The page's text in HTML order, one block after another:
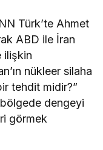
Türk’te Ahmet
ABD ile İran
ilişkin
nükleer silaha
tehdit midir?”
dengeyi
görmek